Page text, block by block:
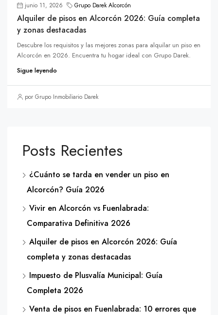
junio 11, 2026 Grupo Darek Alcorcón
Alquiler de pisos en Alcorcón 2026: Guía completa
y zonas destacadas
Descubre los requisitos y las mejores zonas para alquilar un piso en
Alcorcón en 2026. Encuentra tu hogar ideal con Grupo Darek.
Sigue leyendo
por Grupo Inmobiliario Darek
Posts Recientes
¿Cuánto se tarda en vender un piso en
Alcorcón? Guía 2026
Vivir en Alcorcón vs Fuenlabrada:
Comparativa Definitiva 2026
Alquiler de pisos en Alcorcón 2026: Guía
completa y zonas destacadas
Impuesto de Plusvalía Municipal: Guía
Completa 2026
Venta de pisos en Fuenlabrada: 10 errores que